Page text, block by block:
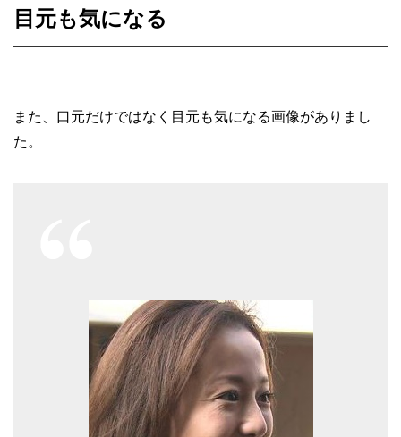
目元も気になる
また、口元だけではなく目元も気になる画像がありまし
た。